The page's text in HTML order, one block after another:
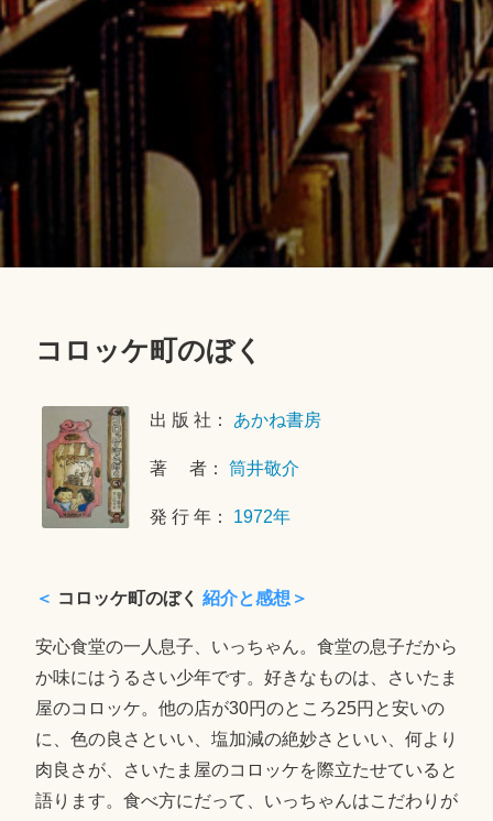
コロッケ町のぼく
出 版 社： あかね書房
著 者：筒井敬介
発 行 年： 1972年
＜ コロッケ町のぼく 紹介と感想＞
安心食堂の一人息子、いっちゃん。食堂の息子だから
か味にはうるさい少年です。好きなものは、さいたま
屋のコロッケ。他の店が30円のところ25円と安いの
に、色の良さといい、塩加減の絶妙さといい、何より
肉良さが、さいたま屋のコロッケを際立たせていると
語ります。食べ方にだって、いっちゃんはこだわりが